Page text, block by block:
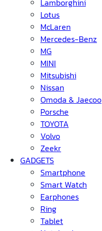
Lamborghini
Lotus
McLaren
Mercedes-Benz
MG
MINI
Mitsubishi
Nissan
Omoda & Jaecoo
Porsche
TOYOTA
Volvo
Zeekr
GADGETS
Smartphone
Smart Watch
Earphones
Ring
Tablet